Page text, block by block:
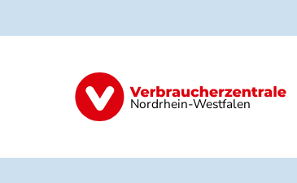
Nordrhein-Westfalen
Begrünung Regenwasser